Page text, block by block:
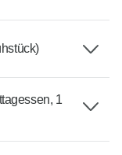
1